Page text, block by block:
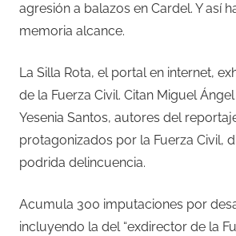
agresión a balazos en Cardel. Y así
memoria alcance.
La Silla Rota, el portal en internet,
de la Fuerza Civil. Citan Miguel
Yesenia Santos, autores del
protagonizados por la Fuerza Civil,
podrida delincuencia.
Acumula 300 imputaciones por
incluyendo la del “exdirector de la